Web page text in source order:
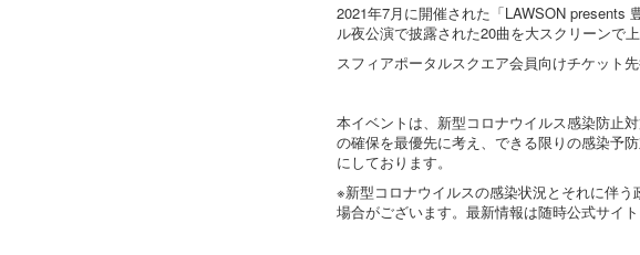
2021年7月に開催された「LAWSON presents
ル夜公演で披露された20曲を大スクリーンで
スフィアポータルスクエア会員向けチケット
本イベントは、新型コロナウイルス感染防止
の確保を最優先に考え、できる限りの感染予
にしております。
※新型コロナウイルスの感染状況とそれに伴
場合がございます。最新情報は随時公式サイ